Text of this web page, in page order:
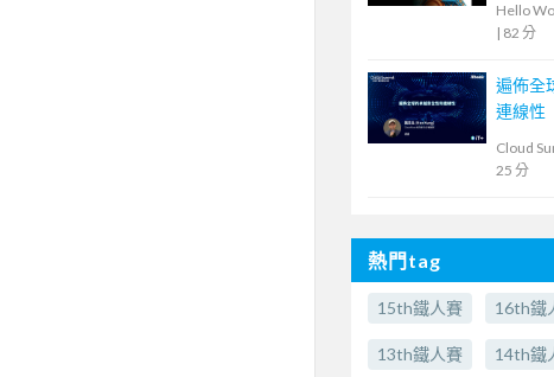
Hello
| 82 分
遍佈全
連線性
Cloud
25 分
熱門tag
15th鐵人賽 16th鐵
13th鐵人賽 14th鐵